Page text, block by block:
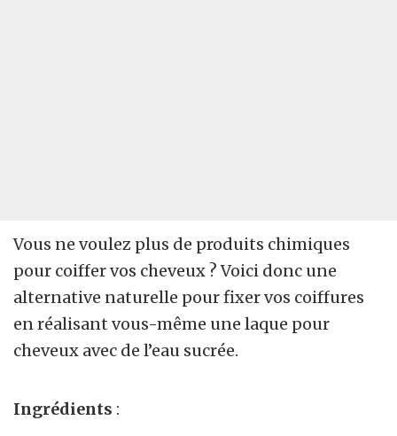
Vous ne voulez plus de produits chimiques
pour coiffer vos cheveux ? Voici donc une
alternative naturelle pour fixer vos coiffures
en réalisant vous-même une laque pour
cheveux avec de l’eau sucrée.
Ingrédients :